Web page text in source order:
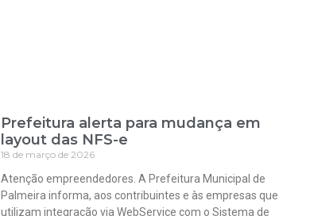
Prefeitura alerta para mudança em
layout das NFS-e
18 de março de 2026
Atenção empreendedores. A Prefeitura Municipal de
Palmeira informa, aos contribuintes e às empresas que
utilizam integração via WebService com o Sistema de